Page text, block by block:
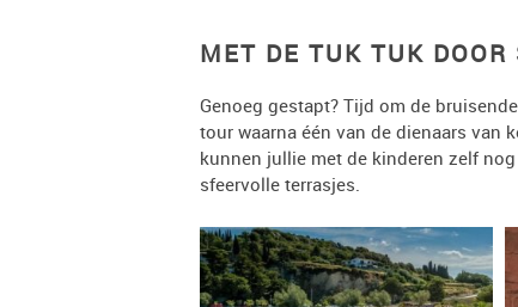
MET DE TUK TUK DOOR
Genoeg gestapt? Tijd om de
tour waarna één van de dienaars
kunnen jullie met de kinderen zelf
sfeervolle terrasjes.